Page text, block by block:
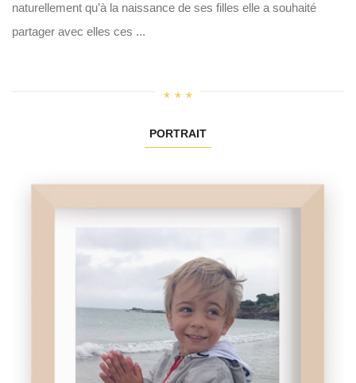
naturellement qu’à la naissance de ses filles elle a souhaité
partager avec elles ces ...
PORTRAIT